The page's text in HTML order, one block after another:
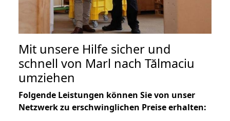
Mit unsere Hilfe sicher und
schnell von Marl nach Tălmaciu
umziehen
Folgende Leistungen können Sie von unser
Netzwerk zu erschwinglichen Preise erhalten: